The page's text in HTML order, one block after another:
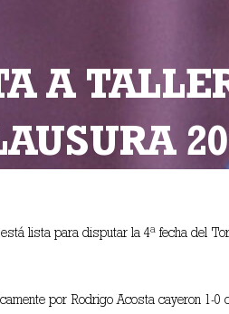
A
lista para disputar la 4ª fecha del
por Rodrigo Acosta cayeron 1-0